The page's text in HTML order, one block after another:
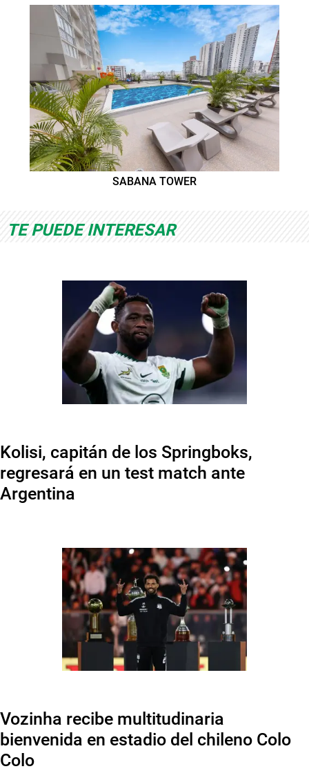
SABANA TOWER
TE PUEDE INTERESAR
Kolisi, capitán de los Springboks,
regresará en un test match ante
Argentina
Vozinha recibe multitudinaria
bienvenida en estadio del chileno Colo
Colo